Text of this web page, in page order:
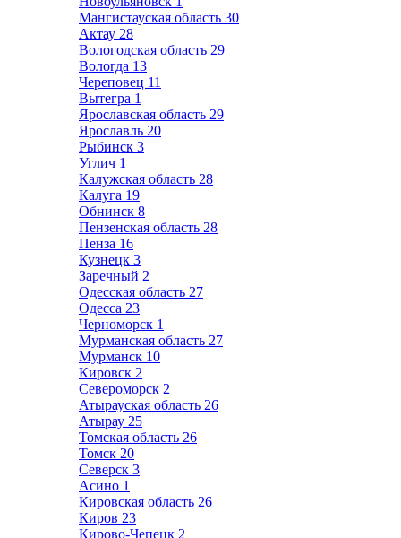
Мангистауская область 30
Актау 28
Вологодская область 29
Вологда 13
Череповец 11
Вытегра 1
Ярославская область 29
Ярославль 20
Рыбинск 3
Углич 1
Калужская область 28
Калуга 19
Обнинск 8
Пензенская область 28
Пенза 16
Кузнецк 3
Заречный 2
Одесская область 27
Одесса 23
Черноморск 1
Мурманская область 27
Мурманск 10
Кировск 2
Североморск 2
Атырауская область 26
Атырау 25
Томская область 26
Томск 20
Северск 3
Асино 1
Кировская область 26
Киров 23
Кирово-Чепецк 2